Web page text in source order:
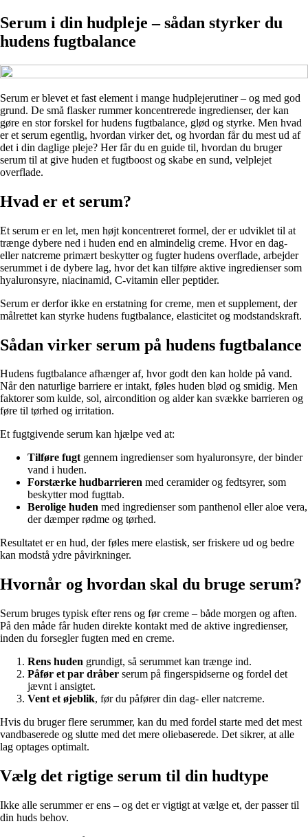
Serum i din hudpleje – sådan styrker du
hudens fugtbalance
Serum er blevet et fast element i mange hudplejerutiner – og med god
grund. De små flasker rummer koncentrerede ingredienser, der kan
gøre en stor forskel for hudens fugtbalance, glød og styrke. Men hvad
er et serum egentlig, hvordan virker det, og hvordan får du mest ud af
det i din daglige pleje? Her får du en guide til, hvordan du bruger
serum til at give huden et fugtboost og skabe en sund, velplejet
overflade.
Hvad er et serum?
Et serum er en let, men højt koncentreret formel, der er udviklet til at
trænge dybere ned i huden end en almindelig creme. Hvor en dag-
eller natcreme primært beskytter og fugter hudens overflade, arbejder
serummet i de dybere lag, hvor det kan tilføre aktive ingredienser som
hyaluronsyre, niacinamid, C-vitamin eller peptider.
Serum er derfor ikke en erstatning for creme, men et supplement, der
målrettet kan styrke hudens fugtbalance, elasticitet og modstandskraft.
Sådan virker serum på hudens fugtbalance
Hudens fugtbalance afhænger af, hvor godt den kan holde på vand.
Når den naturlige barriere er intakt, føles huden blød og smidig. Men
faktorer som kulde, sol, aircondition og alder kan svække barrieren og
føre til tørhed og irritation.
Et fugtgivende serum kan hjælpe ved at:
Tilføre fugtgennem ingredienser som hyaluronsyre, der binder
vand i huden.
Forstærke hudbarrieren med ceramider og fedtsyrer, som
beskytter mod fugttab.
Berolige huden med ingredienser som panthenol eller aloe vera,
der dæmper rødme og tørhed.
Resultatet er en hud, der føles mere elastisk, ser friskere ud og bedre
kan modstå ydre påvirkninger.
Hvornår og hvordan skal du bruge serum?
Serum bruges typisk efter rens og før creme – både morgen og aften.
På den måde får huden direkte kontakt med de aktive ingredienser,
inden du forsegler fugten med en creme.
Rens huden grundigt, så serummet kan trænge ind.
Påfør et par dråber serum på fingerspidserne og fordel det
jævnt i ansigtet.
Vent et øjeblik, før du påfører din dag- eller natcreme.
Hvis du bruger flere serummer, kan du med fordel starte med det mest
vandbaserede og slutte med det mere oliebaserede. Det sikrer, at alle
lag optages optimalt.
Vælg det rigtige serum til din hudtype
Ikke alle serummer er ens – og det er vigtigt at vælge et, der passer til
din huds behov.